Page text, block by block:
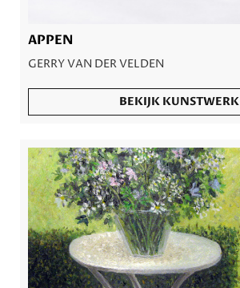
APPEN
GERRY VAN DER VELDEN
BEKIJK KUNSTWERK